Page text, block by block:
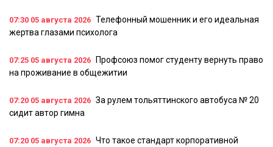
07:30 05 августа 2026 Телефонный мошенник и его идеальная
жертва глазами психолога
07:25 05 августа 2026
Профсоюз помог студенту вернуть право
на проживание в общежитии
07:20 05 августа 2026 За рулем тольяттинского автобуса № 20
сидит автор гимна
07:20 05 августа 2026 Что такое стандарт корпоративной